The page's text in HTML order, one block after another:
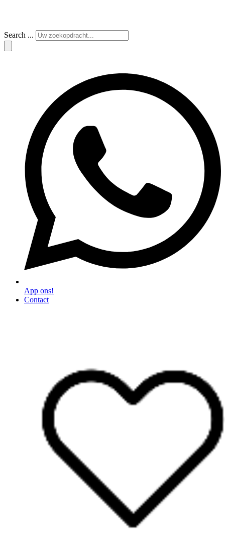
Search ...
App ons!
Contact